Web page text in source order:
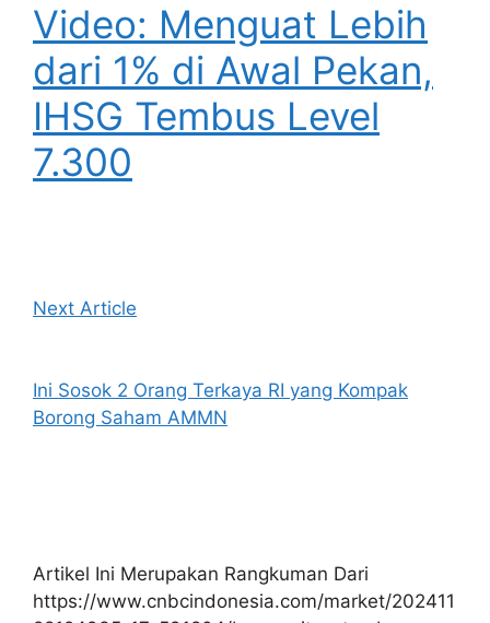
Video: Menguat Lebih
dari 1% di Awal Pekan,
IHSG Tembus Level
7.300
Next Article
Ini Sosok 2 Orang Terkaya RI yang Kompak
Borong Saham AMMN
Artikel Ini Merupakan Rangkuman Dari
https://www.cnbcindonesia.com/market/202411